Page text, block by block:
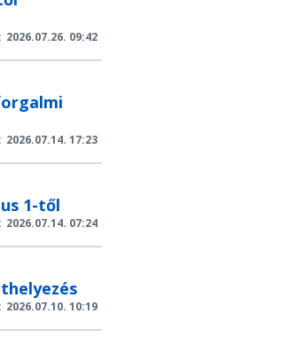
2026.07.26. 09:42
2026.07.14. 17:23
1-től
2026.07.14. 07:24
2026.07.10. 10:19